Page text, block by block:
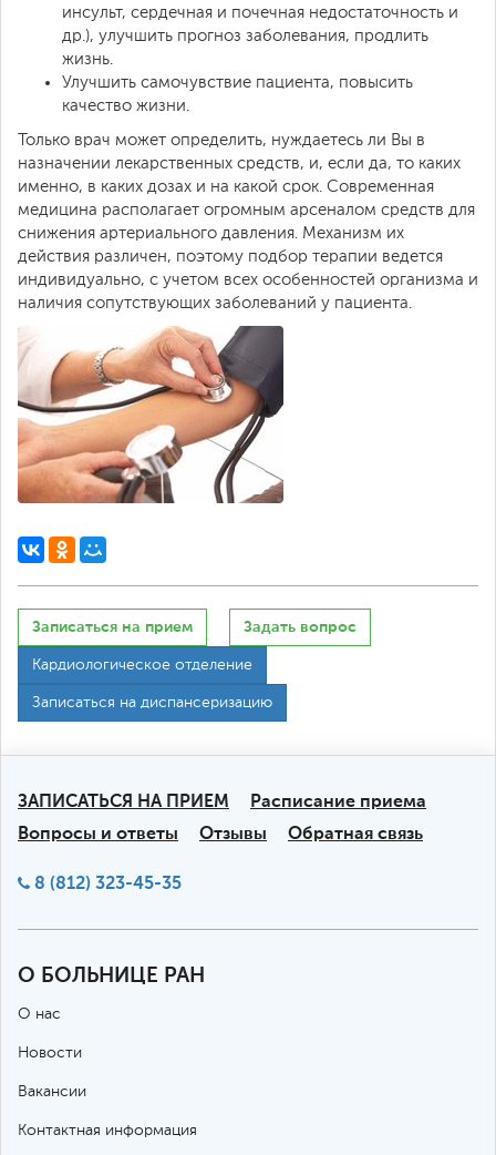
инсульт, сердечная и почечная недостаточность и
др.), улучшить прогноз заболевания, продлить
жизнь.
Улучшить самочувствие пациента, повысить
качество жизни.
Только врач может определить, нуждаетесь ли Вы в
назначении лекарственных средств, и, если да, то каких
именно, в каких дозах и на какой срок. Современная
медицина располагает огромным арсеналом средств для
снижения артериального давления. Механизм их
действия различен, поэтому подбор терапии ведется
индивидуально, с учетом всех особенностей организма и
наличия сопутствующих заболеваний у пациента.
Записаться на прием Задать вопрос
Кардиологическое отделение
Записаться на диспансеризацию
ЗАПИСАТЬСЯ НА ПРИЕМ
Расписание приема
Вопросы и ответы
Отзывы Обратная связь
8 (812) 323-45-35
О БОЛЬНИЦЕ РАН
О нас
Новости
Вакансии
Контактная информация